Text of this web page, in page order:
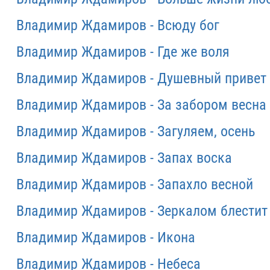
Владимир Ждамиров - Всюду бог
Владимир Ждамиров - Где же воля
Владимир Ждамиров - Душевный привет
Владимир Ждамиров - За забором весна
Владимир Ждамиров - Загуляем, осень
Владимир Ждамиров - Запах воска
Владимир Ждамиров - Запахло весной
Владимир Ждамиров - Зеркалом блестит
Владимир Ждамиров - Икона
Владимир Ждамиров - Небеса